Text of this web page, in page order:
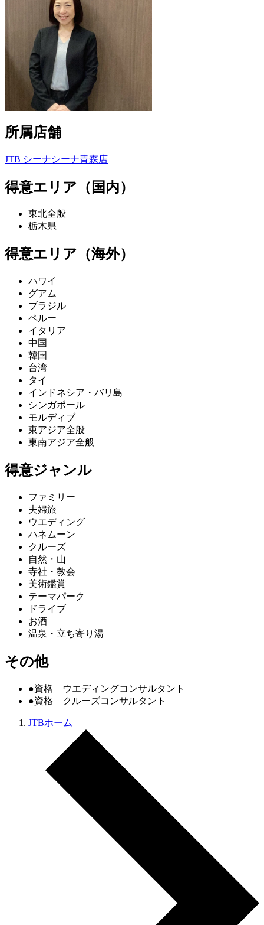
所属店舗
JTB シーナシーナ青森店
得意エリア（国内）
東北全般
栃木県
得意エリア（海外）
ハワイ
グアム
ブラジル
ペルー
イタリア
中国
韓国
台湾
タイ
インドネシア・バリ島
シンガポール
モルディブ
東アジア全般
東南アジア全般
得意ジャンル
ファミリー
夫婦旅
ウエディング
ハネムーン
クルーズ
自然・山
寺社・教会
美術鑑賞
テーマパーク
ドライブ
お酒
温泉・立ち寄り湯
その他
●資格 ウエディングコンサルタント
●資格 クルーズコンサルタント
JTBホーム